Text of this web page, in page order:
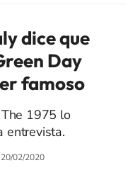
dice que
Day
famoso
1975 lo
entrevista.
20/02/2020